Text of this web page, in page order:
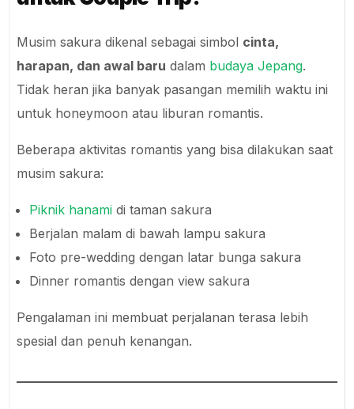
Musim sakura dikenal sebagai simbol cinta,
harapan, dan awal baru dalam budaya Jepang.
Tidak heran jika banyak pasangan memilih waktu ini
untuk honeymoon atau liburan romantis.
Beberapa aktivitas romantis yang bisa dilakukan saat
musim sakura:
Piknik hanami di taman sakura
Berjalan malam di bawah lampu sakura
Foto pre-wedding dengan latar bunga sakura
Dinner romantis dengan view sakura
Pengalaman ini membuat perjalanan terasa lebih
spesial dan penuh kenangan.